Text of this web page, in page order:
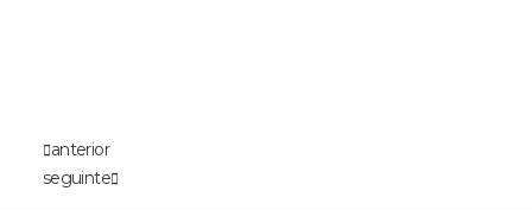
anterior
seguinte